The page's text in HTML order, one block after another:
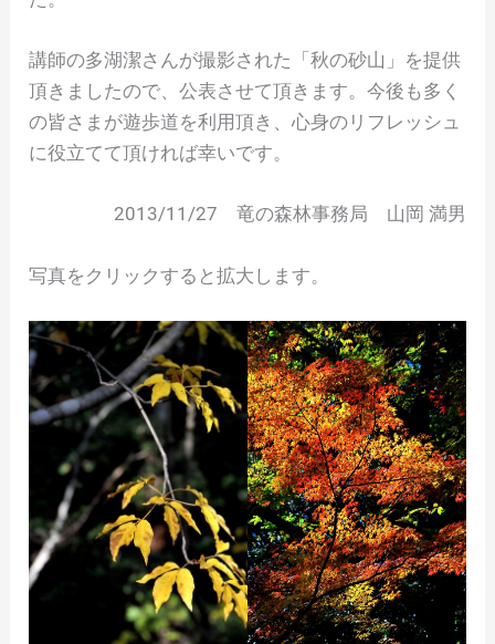
講師の多湖潔さんが撮影された「秋の砂山」を提供
頂きましたので、公表させて頂きます。今後も多く
の皆さまが遊歩道を利用頂き、心身のリフレッシュ
に役立てて頂ければ幸いです。
2013/11/27 竜の森林事務局 山岡 満男
写真をクリックすると拡大します。